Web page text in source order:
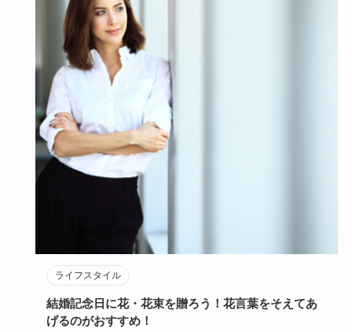
ライフスタイル
結婚記念日に花・花束を贈ろう！花言葉をそえてあ
げるのがおすすめ！